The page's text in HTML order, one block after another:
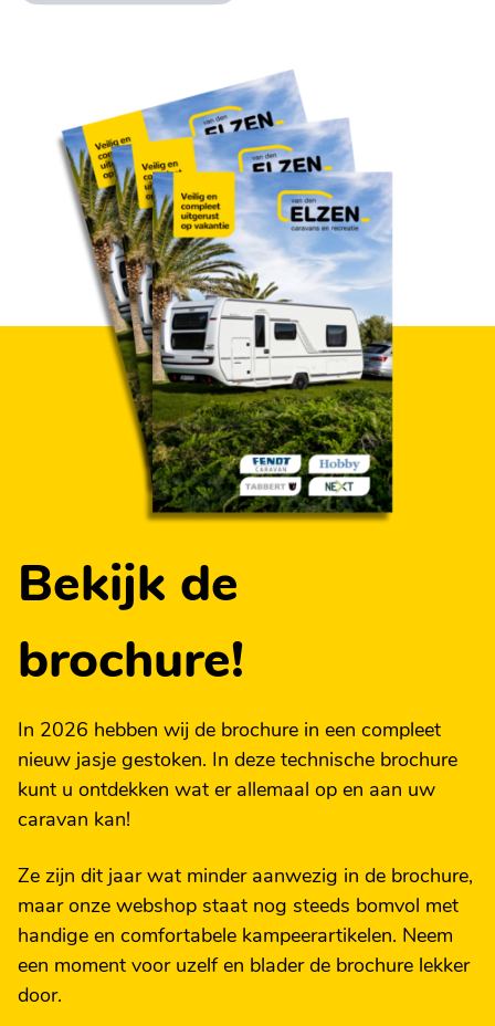
- Schakelaar voor plafondlamp en voortentlamp
- Dubbele USB-C aansluiting(en)
- Rookmelder
- Leesspot in slaapgedeelte
- Indirecte verlichting
- Verlichting in koelkast
Bekijk de
brochure!
In 2026 hebben wij de brochure in een compleet
nieuw jasje gestoken. In deze technische brochure
kunt u ontdekken wat er allemaal op en aan uw
caravan kan!
Ze zijn dit jaar wat minder aanwezig in de brochure,
maar onze webshop staat nog steeds bomvol met
handige en comfortabele kampeerartikelen. Neem
een moment voor uzelf en blader de brochure lekker
door.